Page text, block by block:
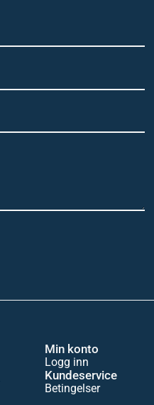
Min konto
Logg inn
Kundeservice
Betingelser